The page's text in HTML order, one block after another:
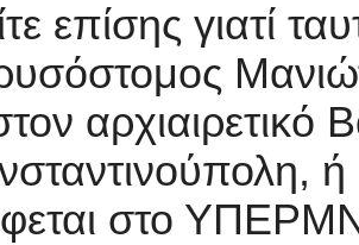
επίσης γιατί
αρχιαιρετικό
στο